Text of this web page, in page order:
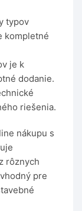
typov
kompletné
je k
dodanie.
riešenia.
nákupu s
rôznych
pre